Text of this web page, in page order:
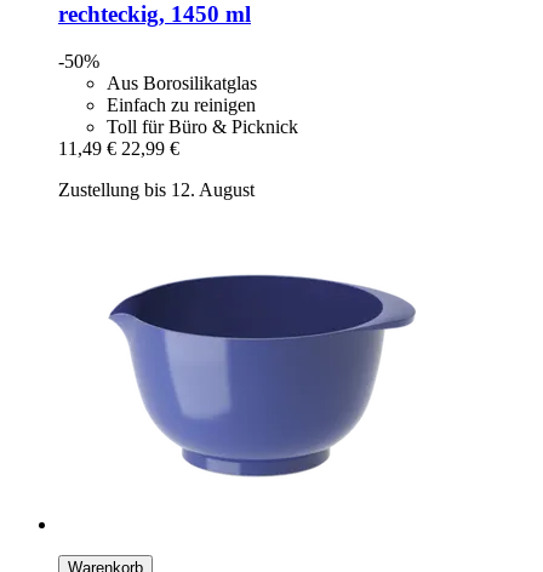
rechteckig, 1450 ml
-50%
Aus Borosilikatglas
Einfach zu reinigen
Toll für Büro & Picknick
11,49 € 22,99 €
Zustellung bis 12. August
Warenkorb